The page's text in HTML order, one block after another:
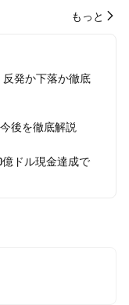
もっと
反発か下落か徹底
後を徹底解説
ドル現金達成で